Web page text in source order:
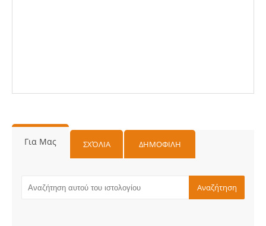
Για Μας ΣΧΌΛΙΑ ΔΗΜΟΦΙΛΗ